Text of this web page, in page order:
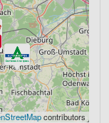
contributors